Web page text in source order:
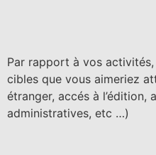
Par rapport à vos activités,
cibles que vous aimeriez
étranger, accés à l’édition,
administratives, etc …)